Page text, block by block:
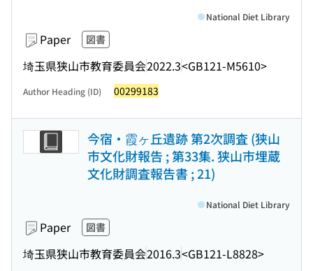
Paper 図書
埼玉県狭山市教育委員会2022.3<GB121-M5610>
National Diet Library
Author Heading (ID) 00299183
今宿・霞ヶ丘遺跡 第2次調査 (狭山
市文化財報告 ; 第33集. 狭山市埋蔵
文化財調査報告書 ; 21)
Paper 図書
埼玉県狭山市教育委員会2016.3<GB121-L8828>
National Diet Library